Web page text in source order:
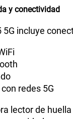
y conectividad
5G incluye
redes 5G
lector de